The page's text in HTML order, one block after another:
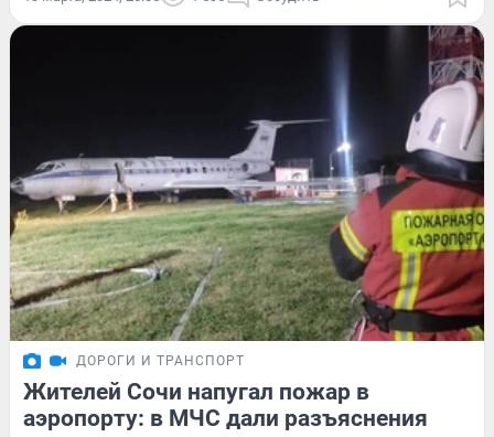
ДОРОГИ И ТРАНСПОРТ
Жителей Сочи напугал пожар в
аэропорту: в МЧС дали разъяснения